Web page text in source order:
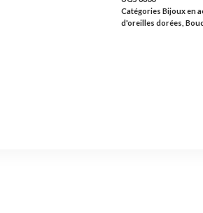
Catégories Bijoux en
d'oreilles dorées